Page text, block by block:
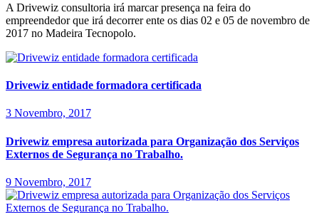
A Drivewiz consultoria irá marcar presença na feira do
empreendedor que irá decorrer ente os dias 02 e 05 de novembro de
2017 no Madeira Tecnopolo.
Drivewiz entidade formadora certificada
3 Novembro, 2017
Drivewiz empresa autorizada para Organização dos Serviços
Externos de Segurança no Trabalho.
9 Novembro, 2017